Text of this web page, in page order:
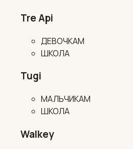
Tre Api
ДЕВОЧКАМ
ШКОЛА
Tugi
МАЛЬЧИКАМ
ШКОЛА
Walkey